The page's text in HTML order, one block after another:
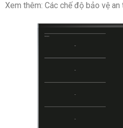
Xem thêm: Các chế độ bảo vệ